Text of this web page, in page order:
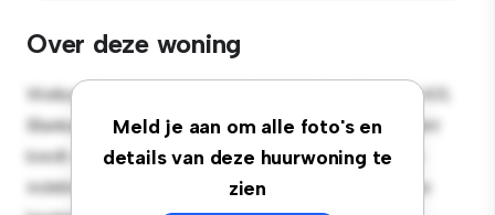
Over deze woning
Meld je aan om alle foto's en
details van deze huurwoning te
zien
Welkom bij je nieuwe toevluchtsoord in Zeedijk 115 401,
Blankenberge! Dit moderne 1-slaapkamerappartement
biedt een stijlvolle en gezellige leefruimte. De open
indeling is perfect voor entertainment en de strakke